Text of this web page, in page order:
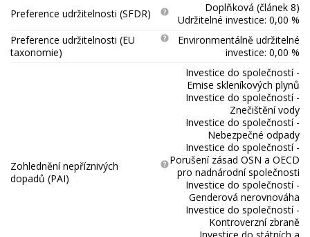
Preference udržitelnosti (SFDR)
Doplňková (článek 8)
Udržitelné investice: 0,00 %
Preference udržitelnosti (EU
taxonomie)
Environmentálně udržitelné
investice: 0,00 %
Zohlednění nepříznivých
dopadů (PAI)
Investice do společností -
Emise skleníkových plynů
Investice do společností -
Znečištění vody
Investice do společností -
Nebezpečné odpady
Investice do společností -
Porušení zásad OSN a OECD
pro nadnárodní společnosti
Investice do společností -
Genderová nerovnováha
Investice do společností -
Kontroverzní zbraně